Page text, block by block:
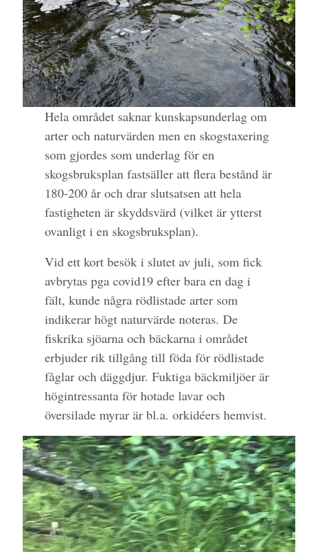
Hela området saknar kunskapsunderlag om
arter och naturvärden men en skogstaxering
som gjordes som underlag för en
skogsbruksplan fastsäller att flera bestånd är
180-200 år och drar slutsatsen att hela
fastigheten är skyddsvärd (vilket är ytterst
ovanligt i en skogsbruksplan).
Vid ett kort besök i slutet av juli, som fick
avbrytas pga covid19 efter bara en dag i
fält, kunde några rödlistade arter som
indikerar högt naturvärde noteras. De
fiskrika sjöarna och bäckarna i området
erbjuder rik tillgång till föda för rödlistade
fåglar och däggdjur. Fuktiga bäckmiljöer är
högintressanta för hotade lavar och
översilade myrar är bl.a. orkidéers hemvist.